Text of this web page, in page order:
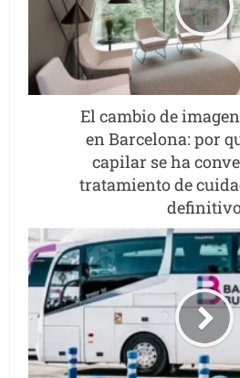
El cambio de
en Barcelona: por
capilar se ha
tratamiento de